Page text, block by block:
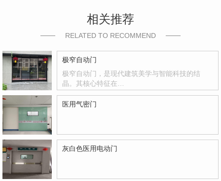
相关推荐
RELATED TO RECOMMEND
极窄自动门
极窄自动门，是现代建筑美学与智能科技的结
晶。其核心特征在…
医用气密门
灰白色医用电动门